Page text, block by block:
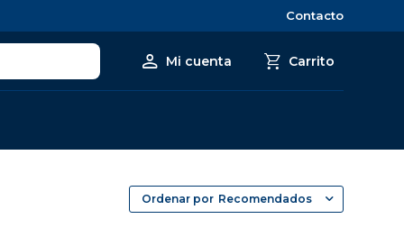
Contacto
Recomendados